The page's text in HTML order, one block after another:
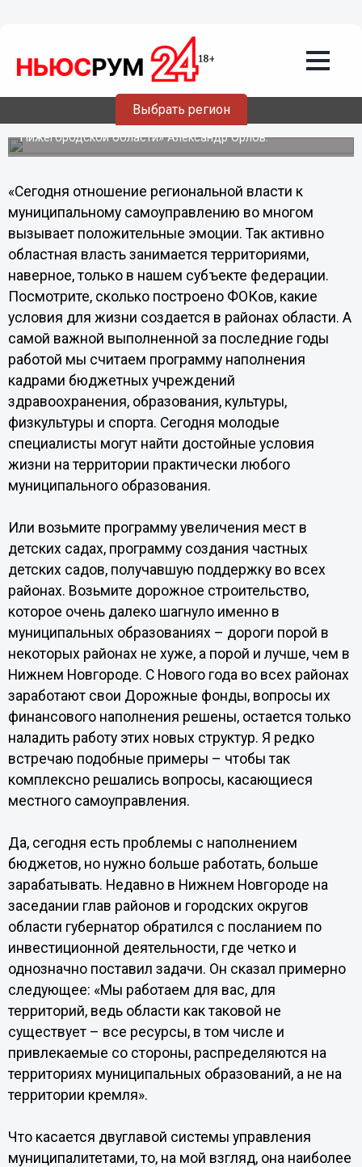
Выбрать регион
Двуглавая система наиболее
эффективна в решении проблем
населения, - Орлов
Итоги года комментирует исполнительный директор
Ассоциации «Совет муниципальных образований
Нижегородской области» Александр Орлов.
«Сегодня отношение региональной власти к
муниципальному самоуправлению во многом
вызывает положительные эмоции. Так активно
областная власть занимается территориями,
наверное, только в нашем субъекте федерации.
Посмотрите, сколько построено ФОКов, какие
условия для жизни создается в районах области. А
самой важной выполненной за последние годы
работой мы считаем программу наполнения
кадрами бюджетных учреждений
здравоохранения, образования, культуры,
физкультуры и спорта. Сегодня молодые
специалисты могут найти достойные условия
жизни на территории практически любого
муниципального образования.
Или возьмите программу увеличения мест в
детских садах, программу создания частных
детских садов, получавшую поддержку во всех
районах. Возьмите дорожное строительство,
которое очень далеко шагнуло именно в
муниципальных образованиях – дороги порой в
некоторых районах не хуже, а порой и лучше, чем в
Нижнем Новгороде. С Нового года во всех районах
заработают свои Дорожные фонды, вопросы их
финансового наполнения решены, остается только
наладить работу этих новых структур. Я редко
встречаю подобные примеры – чтобы так
комплексно решались вопросы, касающиеся
местного самоуправления.
Да, сегодня есть проблемы с наполнением
бюджетов, но нужно больше работать, больше
зарабатывать. Недавно в Нижнем Новгороде на
заседании глав районов и городских округов
области губернатор обратился с посланием по
инвестиционной деятельности, где четко и
однозначно поставил задачи. Он сказал примерно
следующее: «Мы работаем для вас, для
территорий, ведь области как таковой не
существует – все ресурсы, в том числе и
привлекаемые со стороны, распределяются на
территориях муниципальных образований, а не на
территории кремля».
Что касается двуглавой системы управления
муниципалитетами, то, на мой взгляд, она наиболее